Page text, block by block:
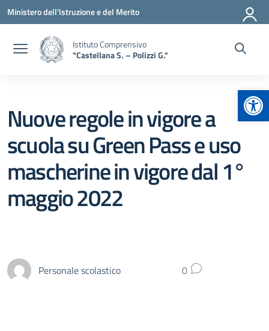
Vai ai contenuti
Vai al menu di navigazione
Vai al footer
Ministero dell'Istruzione e del Merito
Istituto Comprensivo
"Castellana S. – Polizzi G."
Nuove regole in vigore a
scuola su Green Pass e uso
mascherine in vigore dal 1°
maggio 2022
Personale scolastico 0